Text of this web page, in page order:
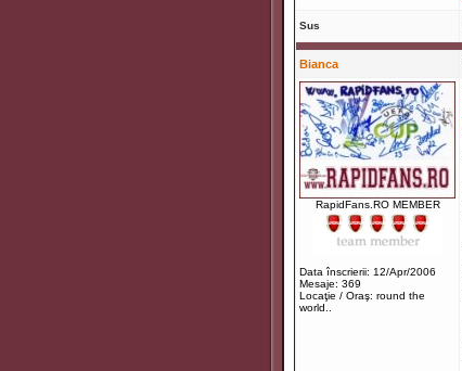
Sus
Bianca
RapidFans.RO MEMBER
Data înscrierii: 12/Apr/2006
Mesaje: 369
Locaţie / Oraş: round the
world..